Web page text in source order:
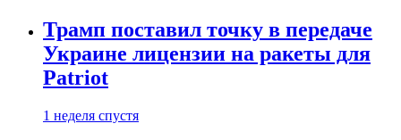
Трамп поставил точку в передаче
Украине лицензии на ракеты для
Patriot
1 неделя спустя